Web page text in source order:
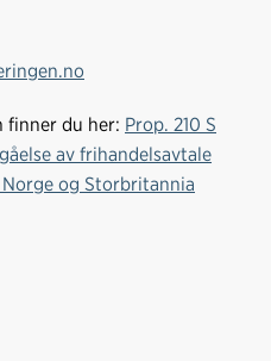
finner du her: Prop. 210 S
av frihandelsavtale
og Storbritannia